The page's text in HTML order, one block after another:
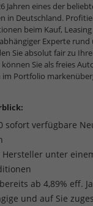
Jahren eines der
in Deutschland.
beim Kauf,
Experte rund
Sie absolut fair zu
Sie als freies
im Portfolio
sofort verfügbare
Hersteller unter
ab 4,89% eff.
und auf Sie